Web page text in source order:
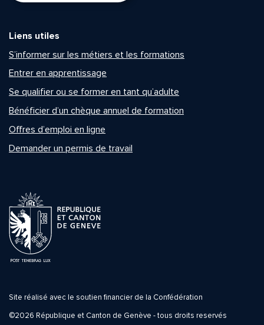
Liens utiles
S’informer sur les métiers et les formations
Entrer en apprentissage
Se qualifier ou se former en tant qu’adulte
Bénéficier d’un chèque annuel de formation
Offres d’emploi en ligne
Demander un permis de travail
Site réalisé avec le soutien financier de la Confédération
©2026 République et Canton de Genève - tous droits reservés